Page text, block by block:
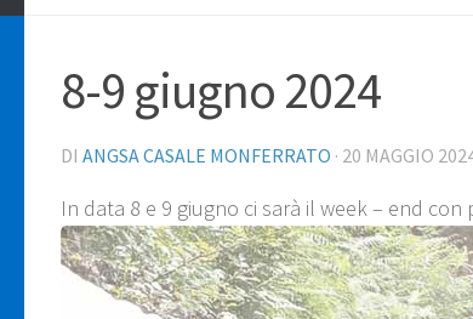
8-9 giugno 2024
DI ANGSA CASALE MONFERRATO · 20 MAGGIO
In data 8 e 9 giugno ci sarà il week – end